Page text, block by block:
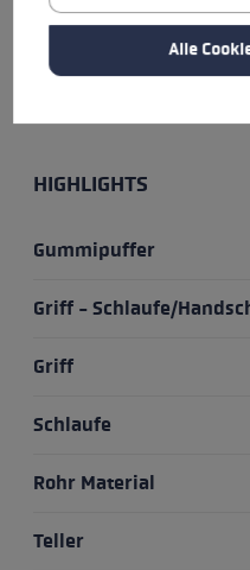
Speed
ist für
HIGHLIGHTS
Gummipuffer
Griff - Schlaufe/
Griff
Schlaufe
Rohr Material
Teller
Alle